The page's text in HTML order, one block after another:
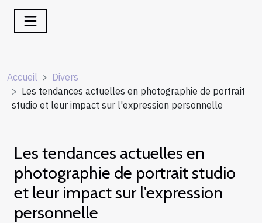
Accueil
Divers
Les tendances actuelles en photographie de portrait
studio et leur impact sur l'expression personnelle
Les tendances actuelles en
photographie de portrait studio
et leur impact sur l'expression
personnelle